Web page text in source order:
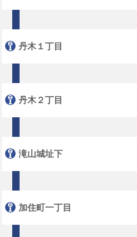
丹木１丁目
丹木２丁目
滝山城址下
加住町一丁目